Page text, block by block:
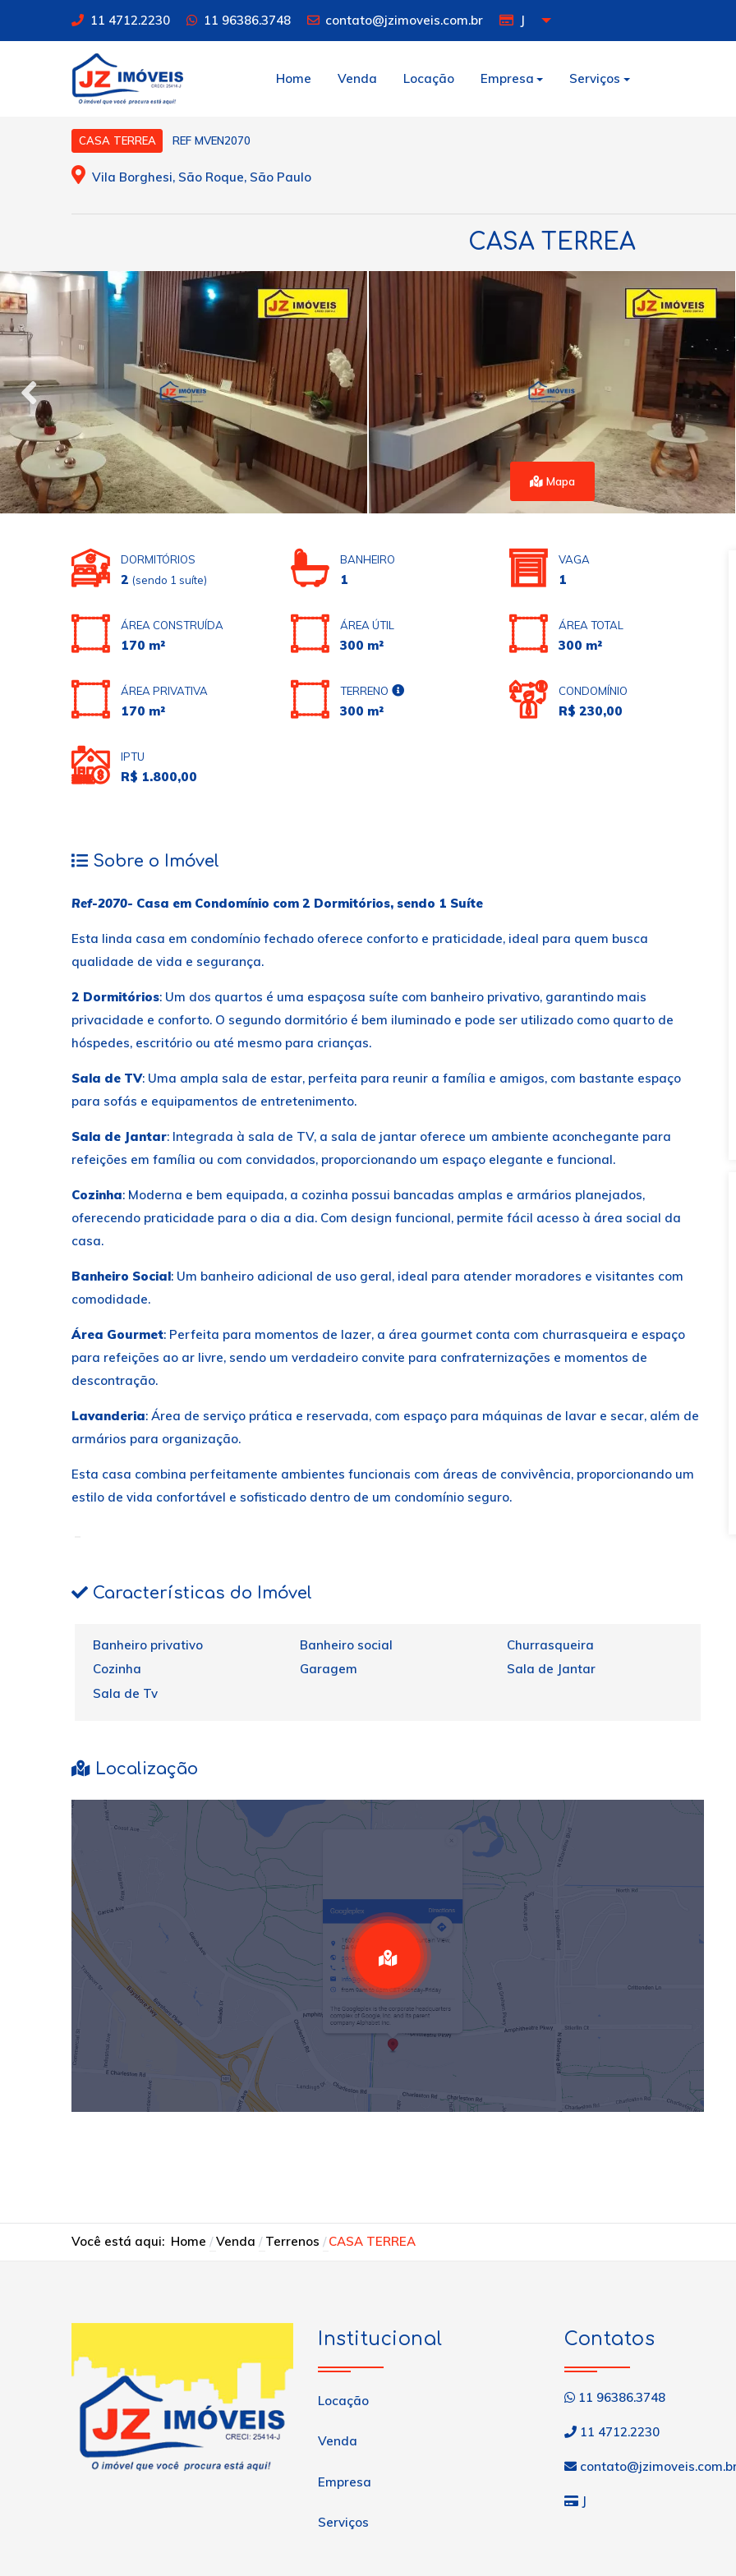
11 4712.2230 11 96386.3748 contato@jzimoveis.com.br J
Home Venda Locação Empresa Serviços
CASA TERREA REF MVEN2070
Vila Borghesi, São Roque, São Paulo
CASA TERREA
Mapa
DORMITÓRIOS
2 (sendo 1 suíte)
BANHEIRO
1
VAGA
1
ÁREA CONSTRUÍDA
170 m²
ÁREA ÚTIL
300 m²
ÁREA TOTAL
300 m²
ÁREA PRIVATIVA
170 m²
TERRENO
300 m²
CONDOMÍNIO
R$ 230,00
IPTU
R$ 1.800,00
Sobre o Imóvel
Ref-2070- Casa em Condomínio com 2 Dormitórios, sendo 1 Suíte
Esta linda casa em condomínio fechado oferece conforto e praticidade, ideal para quem busca
qualidade de vida e segurança.
2 Dormitórios: Um dos quartos é uma espaçosa suíte com banheiro privativo, garantindo mais
privacidade e conforto. O segundo dormitório é bem iluminado e pode ser utilizado como quarto de
hóspedes, escritório ou até mesmo para crianças.
Sala de TV: Uma ampla sala de estar, perfeita para reunir a família e amigos, com bastante espaço
para sofás e equipamentos de entretenimento.
Sala de Jantar: Integrada à sala de TV, a sala de jantar oferece um ambiente aconchegante para
refeições em família ou com convidados, proporcionando um espaço elegante e funcional.
Cozinha: Moderna e bem equipada, a cozinha possui bancadas amplas e armários planejados,
oferecendo praticidade para o dia a dia. Com design funcional, permite fácil acesso à área social da
casa.
Banheiro Social: Um banheiro adicional de uso geral, ideal para atender moradores e visitantes com
comodidade.
Área Gourmet: Perfeita para momentos de lazer, a área gourmet conta com churrasqueira e espaço
para refeições ao ar livre, sendo um verdadeiro convite para confraternizações e momentos de
descontração.
Lavanderia: Área de serviço prática e reservada, com espaço para máquinas de lavar e secar, além de
armários para organização.
Esta casa combina perfeitamente ambientes funcionais com áreas de convivência, proporcionando um
estilo de vida confortável e sofisticado dentro de um condomínio seguro.
Características do Imóvel
Banheiro privativo Banheiro social
Churrasqueira
Cozinha
Garagem
Sala de Jantar
Sala de Tv
Localização
Você está aqui: Home Venda Terrenos CASA TERREA
Institucional
Locação
Venda
Empresa
Serviços
Contatos
11 96386.3748
11 4712.2230
J